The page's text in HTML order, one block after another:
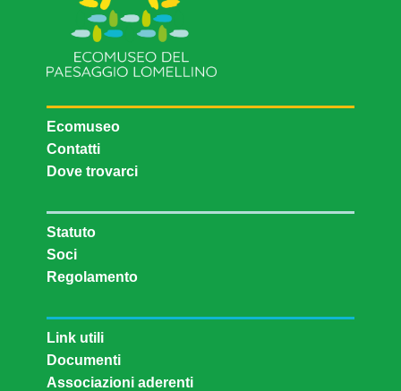
Ecomuseo
Contatti
Dove trovarci
Statuto
Soci
Regolamento
Link utili
Documenti
Associazioni aderenti